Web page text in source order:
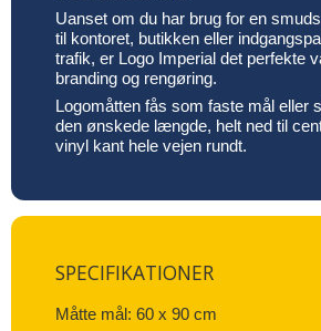
Uanset om du har brug for en
til kontoret, butikken eller
trafik, er Logo Imperial det perfekte
branding og rengøring.
Logomåtten fås som faste mål eller
den ønskede længde, helt ned til
vinyl kant hele vejen rundt.
SPECIFIKATIONER
Måtte mål: 60 x 90 cm